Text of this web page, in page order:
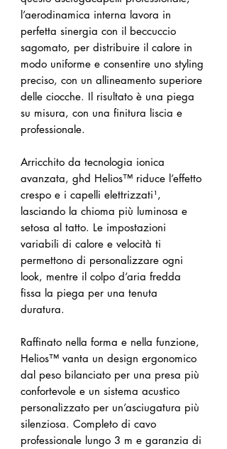
l’aerodinamica interna lavora in
perfetta sinergia con il beccuccio
sagomato, per distribuire il calore in
modo uniforme e consentire uno styling
preciso, con un allineamento superiore
delle ciocche. Il risultato è una piega
su misura, con una finitura liscia e
professionale.
Arricchito da tecnologia ionica
avanzata, ghd Helios™ riduce l’effetto
crespo e i capelli elettrizzati¹,
lasciando la chioma più luminosa e
setosa al tatto. Le impostazioni
variabili di calore e velocità ti
permettono di personalizzare ogni
look, mentre il colpo d’aria fredda
fissa la piega per una tenuta
duratura.
Raffinato nella forma e nella funzione,
Helios™ vanta un design ergonomico
dal peso bilanciato per una presa più
confortevole e un sistema acustico
personalizzato per un’asciugatura più
silenziosa. Completo di cavo
professionale lungo 3 m e garanzia di